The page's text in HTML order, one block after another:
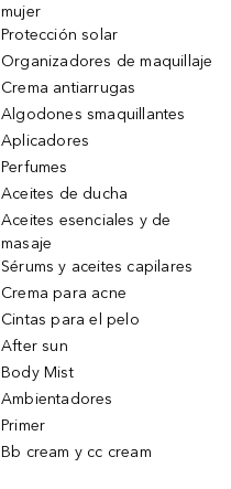
mujer
Protección solar
Organizadores de maquillaje
Crema antiarrugas
Algodones smaquillantes
Aplicadores
Perfumes
Aceites de ducha
Aceites esenciales y de
masaje
Sérums y aceites capilares
Crema para acne
Cintas para el pelo
After sun
Body Mist
Ambientadores
Primer
Bb cream y cc cream